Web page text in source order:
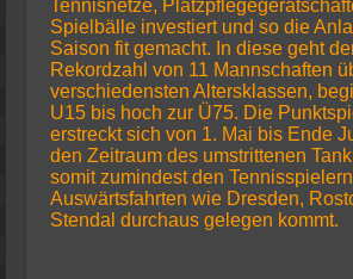
Tennisnetze,
Spielbälle investiert und so die
Saison fit gemacht. In diese geht
Rekordzahl von 11 Mannschaften
verschiedensten Altersklassen,
U15 bis hoch zur Ü75. Die
erstreckt sich von 1. Mai bis Ende
den Zeitraum des umstrittenen
somit zumindest den
Auswärtsfahrten wie Dresden,
Stendal durchaus gelegen kommt.